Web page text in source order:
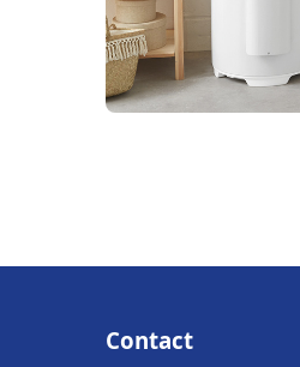
Contact